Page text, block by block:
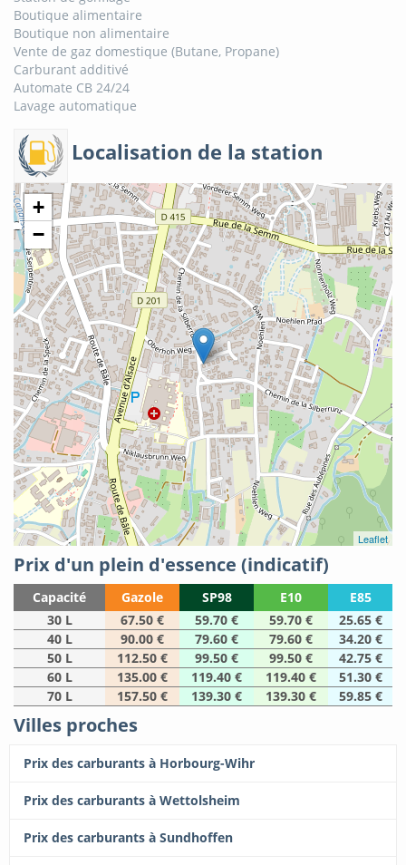
Boutique alimentaire
Boutique non alimentaire
Vente de gaz domestique (Butane, Propane)
Carburant additivé
Automate CB 24/24
Lavage automatique
Localisation de la station
+
−
Leaflet
Prix d'un plein d'essence (indicatif)
Capacité Gazole SP98 E10
E85
30 L
67.50 € 59.70 € 59.70 €
25.65 €
40 L
90.00 € 79.60 € 79.60 €
34.20 €
50 L
112.50 € 99.50 € 99.50 €
42.75 €
60 L
135.00 € 119.40 € 119.40 €
51.30 €
70 L
157.50 € 139.30 € 139.30 € 59.85 €
Villes proches
Prix des carburants à Horbourg-Wihr
Prix des carburants à Wettolsheim
Prix des carburants à Sundhoffen